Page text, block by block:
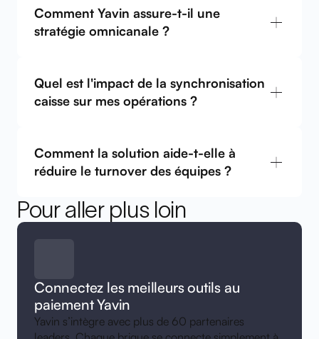
Comment Yavin assure-t-il une
stratégie omnicanale ?
Quel est l'impact de la synchronisation
caisse sur mes opérations ?
Comment la solution aide-t-elle à
réduire le turnover des équipes ?
Pour aller plus loin
Connectez les meilleurs outils au
paiement Yavin
Yavin s’intègre avec plus de 60 partenaires